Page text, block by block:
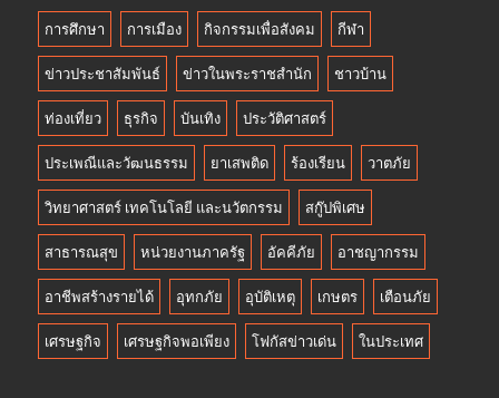
การศึกษา การเมือง กิจกรรมเพื่อสังคม กีฬา
ข่าวประชาสัมพันธ์ ข่าวในพระราชสำนัก ชาวบ้าน
ท่องเที่ยว ธุรกิจ บันเทิง ประวัติศาสตร์
ประเพณีและวัฒนธรรม ยาเสพติด ร้องเรียน วาตภัย
วิทยาศาสตร์ เทคโนโลยี และนวัตกรรม สกู๊ปพิเศษ
สาธารณสุข หน่วยงานภาครัฐ อัคคีภัย อาชญากรรม
อาชีพสร้างรายได้ อุทกภัย อุบัติเหตุ เกษตร เตือนภัย
เศรษฐกิจ เศรษฐกิจพอเพียง โฟกัสข่าวเด่น ในประเทศ